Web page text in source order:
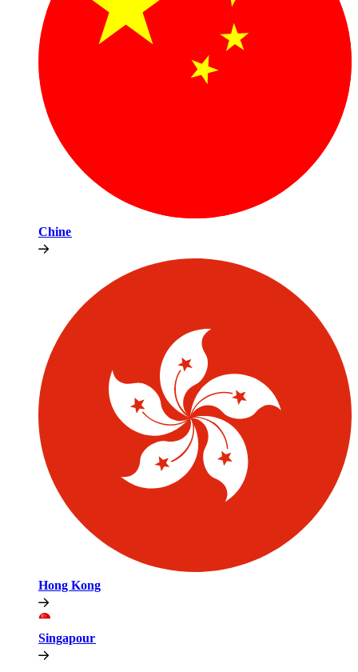
Chine​​
Hong Kong​​
Singapour​​